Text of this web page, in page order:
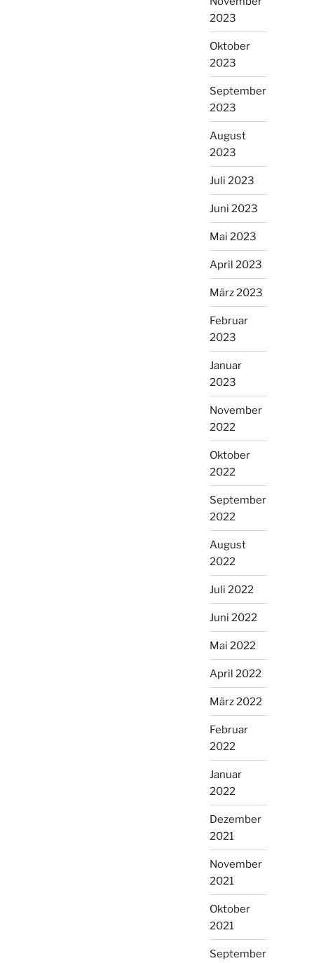
2023
Oktober
2023
September
2023
August
2023
Juli 2023
Juni 2023
Mai 2023
April 2023
März 2023
Februar
2023
Januar
2023
November
2022
Oktober
2022
September
2022
August
2022
Juli 2022
Juni 2022
Mai 2022
April 2022
März 2022
Februar
2022
Januar
2022
Dezember
2021
November
2021
Oktober
2021
September